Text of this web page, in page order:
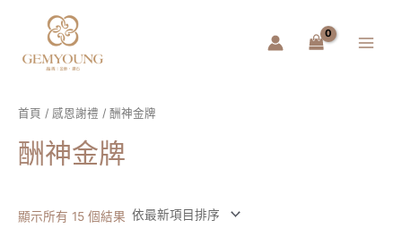
Menu
首頁 / 感恩謝禮 / 酬神金牌
酬神金牌
顯示所有 15 個結果